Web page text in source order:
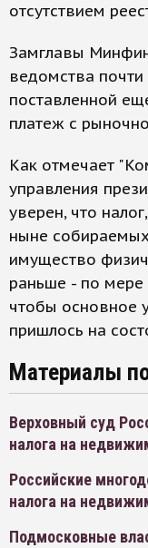
отсутствием
Замглавы
ведомства
поставленной
платеж с
Как отмечает
управления
уверен, что
ныне
имущество
раньше - по мере
чтобы основное
пришлось на
Материалы
Верховный суд
налога на
Российские
налога на
Подмосковные